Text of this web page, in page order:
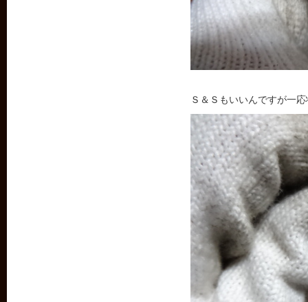
Ｓ＆Ｓもいいんですが一